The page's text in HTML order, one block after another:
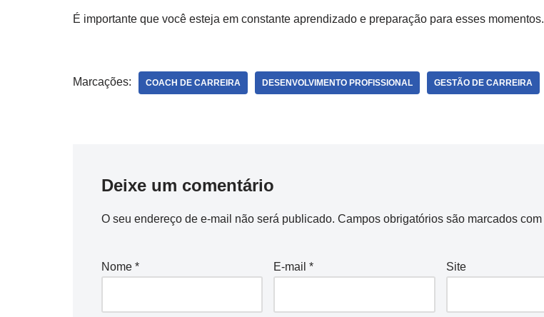
É importante que você esteja em constante aprendizado e preparação para esses momentos.
Marcações: COACH DE CARREIRA DESENVOLVIMENTO PROFISSIONAL GESTÃO DE CARREIRA
Deixe um comentário
O seu endereço de e-mail não será publicado. Campos obrigatórios são marcados com
Nome * E-mail* Site